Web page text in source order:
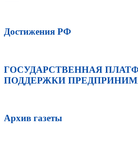
Достижения РФ
ГОСУДАРСТВЕННАЯ
ПОДДЕРЖКИ
Архив газеты